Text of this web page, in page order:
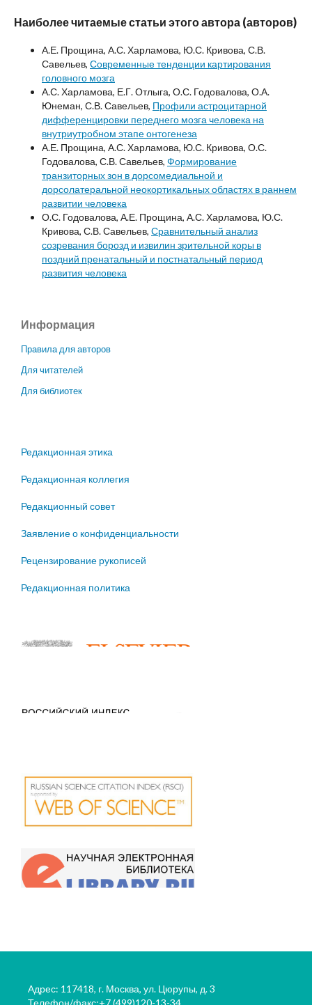
Наиболее читаемые статьи этого автора (авторов)
А.Е. Прощина, А.С. Харламова, Ю.С. Кривова, С.В.
Савельев, Современные тенденции картирования
головного мозга
А.С. Харламова, Е.Г. Отлыга, О.С. Годовалова, О.А.
Юнеман, С.В. Савельев, Профили астроцитарной
дифференцировки переднего мозга человека на
внутриутробном этапе онтогенеза
А.Е. Прощина, А.С. Харламова, Ю.С. Кривова, О.С.
Годовалова, С.В. Савельев, Формирование
транзиторных зон в дорсомедиальной и
дорсолатеральной неокортикальных областях в раннем
развитии человека
О.С. Годовалова, А.Е. Прощина, А.С. Харламова, Ю.С.
Кривова, С.В. Савельев, Сравнительный анализ
созревания борозд и извилин зрительной коры в
поздний пренатальный и постнатальный период
развития человека
Информация
Правила для авторов
Для читателей
Для библиотек
Редакционная этика
Редакционная коллегия
Редакционный совет
Заявление о конфиденциальности
Рецензирование рукописей
Редакционная политика
Адрес: 117418, г. Москва, ул. Цюрупы, д. 3
Телефон/факс:+7 (499)120-13-34